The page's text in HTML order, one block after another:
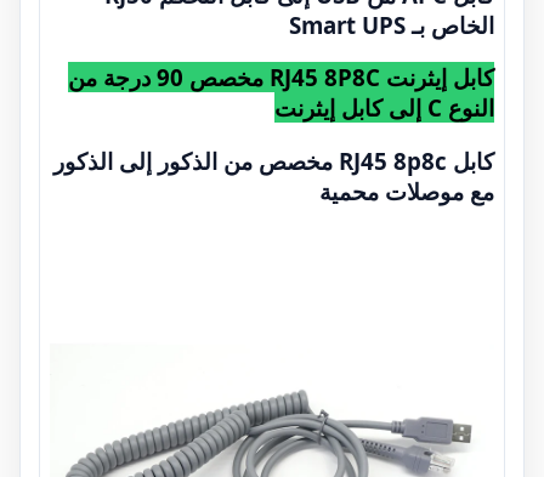
الخاص بـ Smart UPS
كابل إيثرنت RJ45 8P8C مخصص 90 درجة من
النوع C إلى كابل إيثرنت
كابل RJ45 8p8c مخصص من الذكور إلى الذكور
مع موصلات محمية